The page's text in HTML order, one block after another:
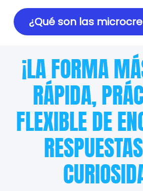
¿Qué son las
¡LA FORMA
RÁPIDA,
FLEXIBLE DE